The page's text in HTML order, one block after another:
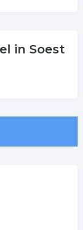
in Soest